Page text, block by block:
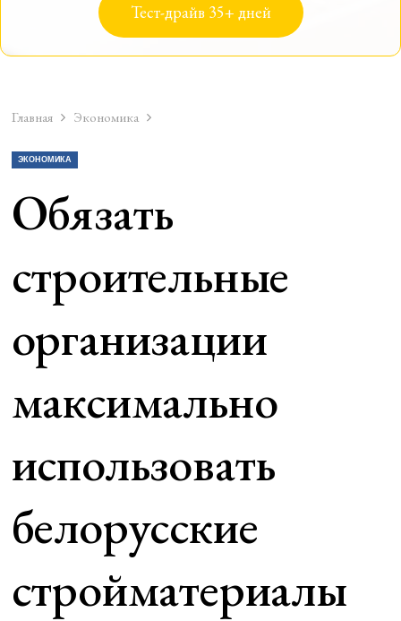
Тест-драйв 35+ дней
Главная Экономика
ЭКОНОМИКА
Обязать
строительные
организации
максимально
использовать
белорусские
стройматериалы